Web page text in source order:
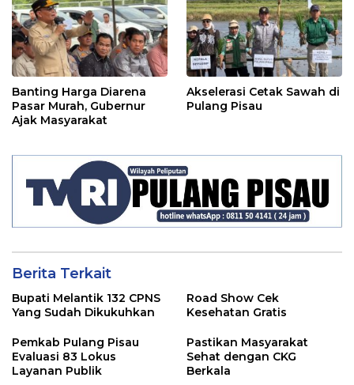
Banting Harga Diarena
Pasar Murah, Gubernur
Ajak Masyarakat
Akselerasi Cetak Sawah di
Pulang Pisau
Berita Terkait
Bupati Melantik 132 CPNS
Yang Sudah Dikukuhkan
Road Show Cek
Kesehatan Gratis
Pemkab Pulang Pisau
Evaluasi 83 Lokus
Layanan Publik
Pastikan Masyarakat
Sehat dengan CKG
Berkala